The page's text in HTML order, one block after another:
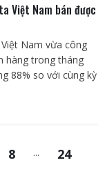
Việt Nam bán được
Nam vừa công
hàng trong tháng
88% so với cùng kỳ
8 ... 24